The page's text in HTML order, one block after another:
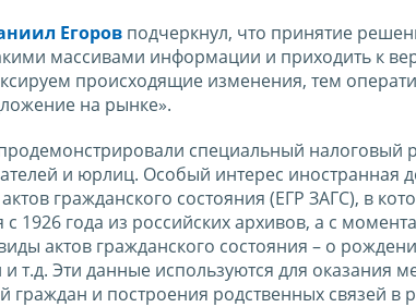
Егоров подчеркнул, что принятие
массивами информации и приходить к
происходящие изменения, тем
на рынке».
специальный
и юрлиц. Особый интерес иностранная
актов гражданского состояния (ЕГР ЗАГС), в
1926 года из российских архивов, а с
актов гражданского состояния – о
т.д. Эти данные используются для оказания
граждан и построения родственных связей в